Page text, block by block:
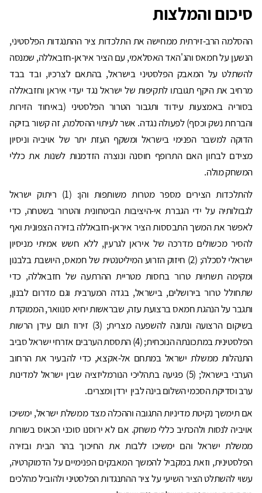
סיכום והמלצות
ההסלמה הרב-זירתית ממחישה את התלכדות ציר ההתנגדות הפלסטיני,
הנשען על חמאס והג'האד האסלאמי, עם הציר איראן-חזבאללה, שמנסה
להשתלט על המאבק הפלסטיני בישראל, בהתאם לצרכיו, ובד בבד
מרחיב את היקף תגובתו לתקיפות של ישראל נגד יעדי איראן וחזבאללה
בסוריה באמצעות עידוד ותגבור הטרור הפלסטיני (באיחוד הזירות
והברחת נשק וכסף) לפעולה נגדה. אשר לעיתוי ההסלמה, זה קשור בזיקה
הדוקה למשבר הפנימי בישראל ומשקף העזת יתר של אויביה וניסיון
מצידם לבחון האם התרופף חוסנה ונוצרה הזדמנות לשנות את כללי
המשחק מולה.
להתלכדות הצירים מספר מטרות משותפות והן: (1) ריתוק ישראל
לגבולותיה על ידי הגברת אי-היציבות הביטחונית והטרור בשטחה, כדי
לאפשר את המשך התבססות הציר איראן-חזבאללה בזירה הצפונית ואף
להסיר מכשולים מדרכה של איראן לגרעין, ללא חשש אמיתי מניסיון
ישראלי לסכלה; (2) חיזוק הזרוע המיליטנטית של חמאס, היושבת בלבנון
ומקימה תשתיות טרור בחסות מטריית ההרתעה של חזבאללה, כדי
שתחולל טרור בירושלים, בישראל, בגדה המערבית וגם מדרום לבנון,
ותגבר על הנהגת חמאס ברצועת עזה, שבראשות יחיא סנוואר, הממוקדת
בשיקום הרצועה ונתונה להשפעה מצרית; (3) זירוז תום עידן הרשות
הפלסטינית במתכונתה הנוכחית; (4) התססת הערבים אזרחי ישראל סביב
התנהלות ממשלת ישראל במתחם אל-אקצא, כדי להבעיר את הרחוב
הערבי בישראל; (5) פגיעה בתהליכי הנורמליזציה שבין ישראל למדינות
ערב וסדיקת הסכמי השלום בינה לבין ירדן ומצרים.
אם תימשך נקיטת מדיניות התגובה וההכלה מצד ממשלת ישראל, ימשיכו
אויביה לנסות ולהכתיב כללי משחק. אם לא ירוסנו סוכני הכאוס בשורות
ממשלת ישראל והם ימשיכו ללבות את החיכוך בהר הבית ובזירה
הפלסטינית, וזאת במקביל להמשך המאבקים הפנימיים על הדמוקרטיה,
עשוי להשתלט הציר השיעי על ציר ההתנגדות הפלסטיני ולהוביל מהלכים